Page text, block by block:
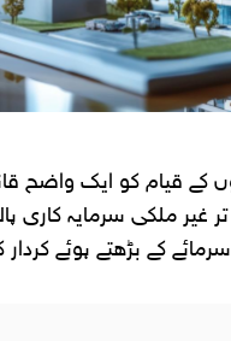
کے قیام کو ایک واضح
غیر ملکی سرمایہ کاری
کے بڑھتے ہوئے